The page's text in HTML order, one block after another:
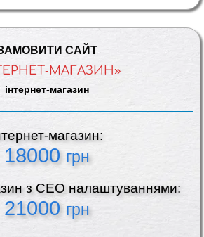
САЙТ
МАГАЗИН»
інтернет-магазин
магазин:
18000 грн
з СЕО налаштуваннями:
21000 грн